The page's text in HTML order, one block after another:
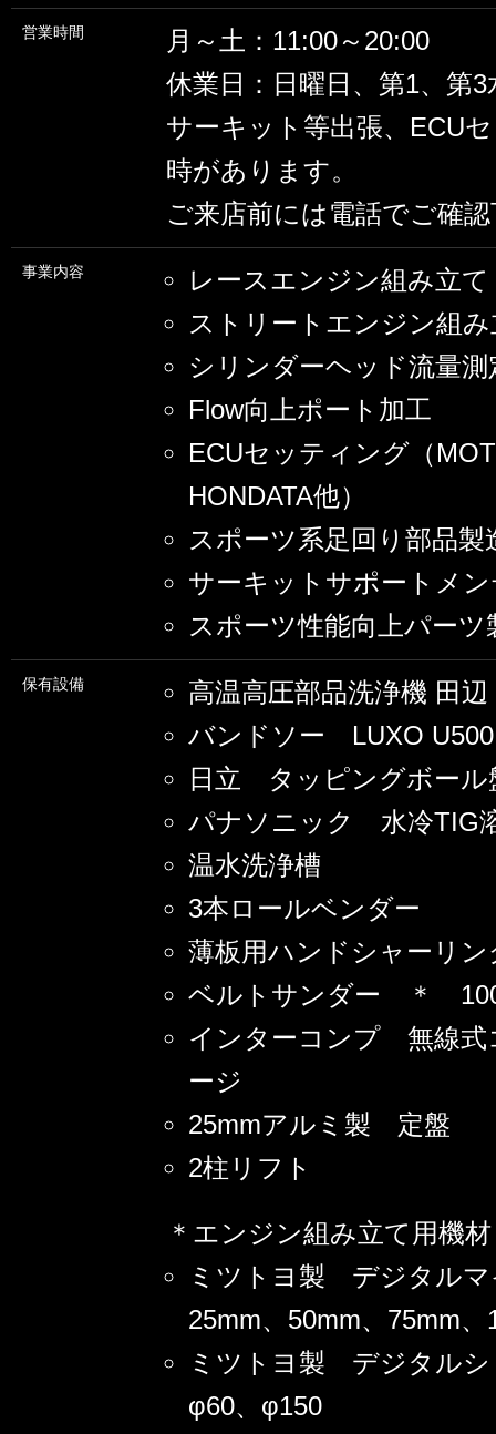
営業時間
月～土：11:00～20:00
休業日：日曜日、第1、第3
サーキット等出張、ECU
時があります。
ご来店前には電話でご確
事業内容
レースエンジン組み立て
ストリートエンジン組
シリンダーヘッド流量
Flow向上ポート加工
ECUセッティング（
HONDATA他）
スポーツ系足回り部品製
サーキットサポートメ
スポーツ性能向上パーツ
保有設備
高温高圧部品洗浄機 田
バンドソー LUXO
日立 タッピングボー
パナソニック 水冷TIG
温水洗浄槽
3本ロールベンダー
薄板用ハンドシャーリ
ベルトサンダー ＊
インターコンプ 無線式
ージ
25mmアルミ製 定盤
2柱リフト
＊エンジン組み立て用機材
ミツトヨ製 デジタル
25mm、50mm、75mm、
ミツトヨ製 デジタル
φ60、φ150